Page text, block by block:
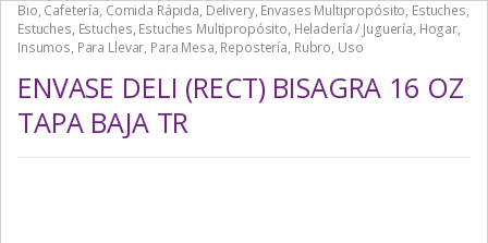
Bio, Cafetería, Comida Rápida, Delivery, Envases Multipropósito, Estuches,
Estuches, Estuches, Estuches Multipropósito, Heladería / Juguería, Hogar,
Insumos, Para Llevar, Para Mesa, Repostería, Rubro, Uso
ENVASE DELI (RECT) BISAGRA 16 OZ
TAPA BAJA TR